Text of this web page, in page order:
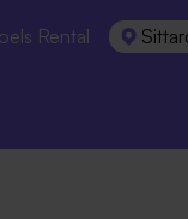
Rental